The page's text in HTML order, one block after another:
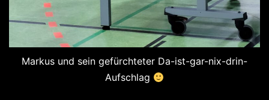
Markus und sein gefürchteter Da-ist-gar-nix-drin-
Aufschlag